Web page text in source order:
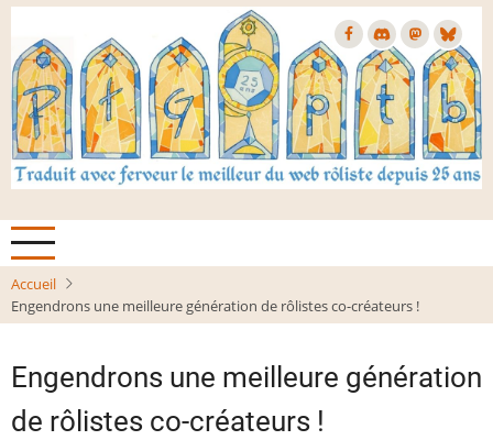
Aller
contenu
principal
Accueil
Engendrons une meilleure génération de rôlistes co-créateurs !
Engendrons une meilleure génération
de rôlistes co-créateurs !